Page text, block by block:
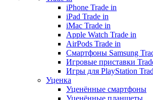
iPhone Trade in
iPad Trade in
iMac Trade in
Apple Watch Trade in
AirPods Trade in
Смартфоны Samsung
Игровые приставки
Игры для PlayStation
Уценка
Уценённые смартфоны